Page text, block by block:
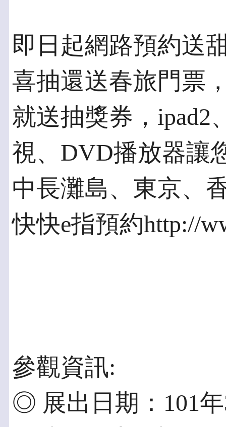
即日起網路預約送
喜抽還送春旅門票
就送抽獎券，ipad2
視、DVD播放器讓
中長灘島、東京、
快快e指預約http://
參觀資訊:
◎ 展出日期：101